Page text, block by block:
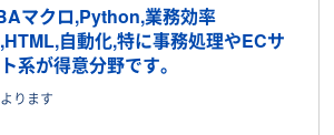
マクロ,Python,業務効率
自動化,特に事務処理やECサ
系が得意分野です。
ります